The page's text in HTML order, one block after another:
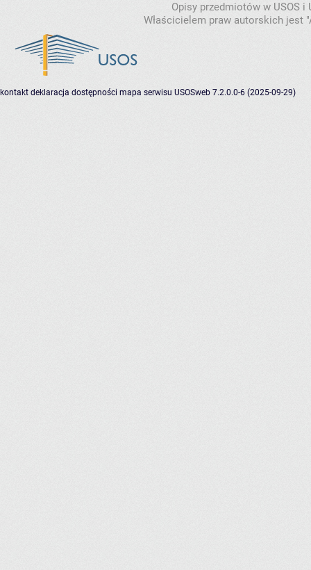
Opisy przedmiotów w USOS
Właścicielem praw autorskich jest
kontakt deklaracja dostępności mapa serwisu USOSweb 7.2.0.0-6 (2025-09-29)